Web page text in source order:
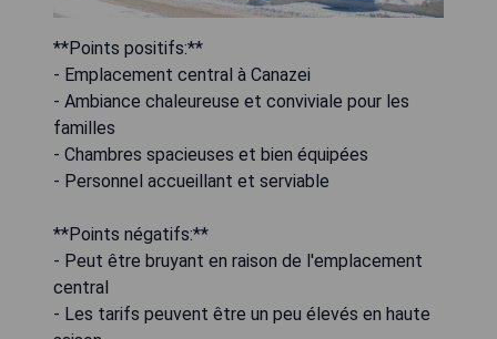
**Points positifs:**
- Emplacement central à Canazei
- Ambiance chaleureuse et conviviale pour les
familles
- Chambres spacieuses et bien équipées
- Personnel accueillant et serviable
**Points négatifs:**
- Peut être bruyant en raison de l'emplacement
central
- Les tarifs peuvent être un peu élevés en haute